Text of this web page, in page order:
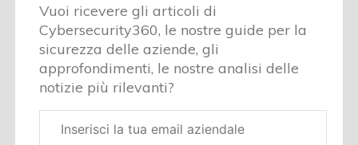
Vuoi ricevere gli articoli di
Cybersecurity360, le nostre guide per la
sicurezza delle aziende, gli
approfondimenti, le nostre analisi delle
notizie più rilevanti?
aziendale